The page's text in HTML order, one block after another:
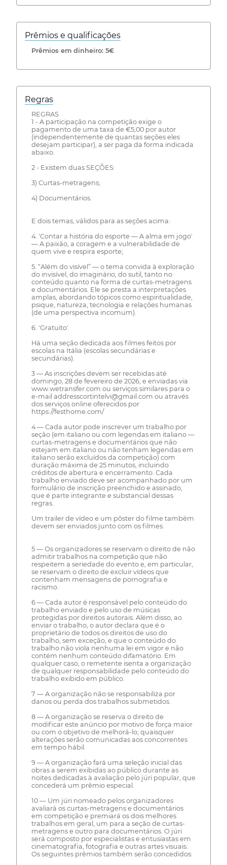
Prêmios e qualificações
Prêmios em dinheiro: 5€
Regras
REGRAS
1 - A participação na competição exige o
pagamento de uma taxa de €5,00 por autor
(independentemente de quantas seções eles
desejam participar), a ser paga da forma indicada
abaixo.
2 - Existem duas SEÇÕES:
3) Curtas-metragens;
4) Documentários.
E dois temas, válidos para as seções acima:
4. 'Contar a história do esporte — A alma em jogo'
— A paixão, a coragem e a vulnerabilidade de
quem vive e respira esporte;
5. “Além do visível” — o tema convida à exploração
do invisível, do imaginário, do sutil, tanto no
conteúdo quanto na forma de curtas-metragens
e documentários. Ele se presta a interpretações
amplas, abordando tópicos como espiritualidade,
psique, natureza, tecnologia e relações humanas
(de uma perspectiva incomum).
6. 'Gratuito'.
Há uma seção dedicada aos filmes feitos por
escolas na Itália (escolas secundárias e
secundárias).
3 — As inscrições devem ser recebidas até
domingo, 28 de fevereiro de 2026, e enviadas via
www.wetransfer.com ou serviços similares para o
e-mail addresscortintelvi@gmail.com ou através
dos serviços online oferecidos por
https://festhome.com/
4 — Cada autor pode inscrever um trabalho por
seção (em italiano ou com legendas em italiano —
curtas-metragens e documentários que não
estejam em italiano ou não tenham legendas em
italiano serão excluídos da competição) com
duração máxima de 25 minutos, incluindo
créditos de abertura e encerramento. Cada
trabalho enviado deve ser acompanhado por um
formulário de inscrição preenchido e assinado,
que é parte integrante e substancial dessas
regras.
Um trailer de vídeo e um pôster do filme também
devem ser enviados junto com os filmes.
5 — Os organizadores se reservam o direito de não
admitir trabalhos na competição que não
respeitem a seriedade do evento e, em particular,
se reservam o direito de excluir vídeos que
contenham mensagens de pornografia e
racismo.
6 — Cada autor é responsável pelo conteúdo do
trabalho enviado e pelo uso de músicas
protegidas por direitos autorais. Além disso, ao
enviar o trabalho, o autor declara que é o
proprietário de todos os direitos de uso do
trabalho, sem exceção, e que o conteúdo do
trabalho não viola nenhuma lei em vigor e não
contém nenhum conteúdo difamatório. Em
qualquer caso, o remetente isenta a organização
de qualquer responsabilidade pelo conteúdo do
trabalho exibido em público.
7 — A organização não se responsabiliza por
danos ou perda dos trabalhos submetidos.
8 — A organização se reserva o direito de
modificar este anúncio por motivo de força maior
ou com o objetivo de melhorá-lo; quaisquer
alterações serão comunicadas aos concorrentes
em tempo hábil.
9 — A organização fará uma seleção inicial das
obras a serem exibidas ao público durante as
noites dedicadas à avaliação pelo júri popular, que
concederá um prêmio especial.
10 — Um júri nomeado pelos organizadores
avaliará os curtas-metragens e documentários
em competição e premiará os dois melhores
trabalhos em geral, um para a seção de curtas-
metragens e outro para documentários. O júri
será composto por especialistas e entusiastas em
cinematografia, fotografia e outras artes visuais.
Os seguintes prêmios também serão concedidos: